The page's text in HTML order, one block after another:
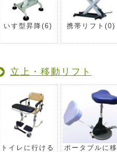
いす型昇降(6) 携帯リフト (0)
立上・移動リフト
トイレに行ける
ポータブルに移